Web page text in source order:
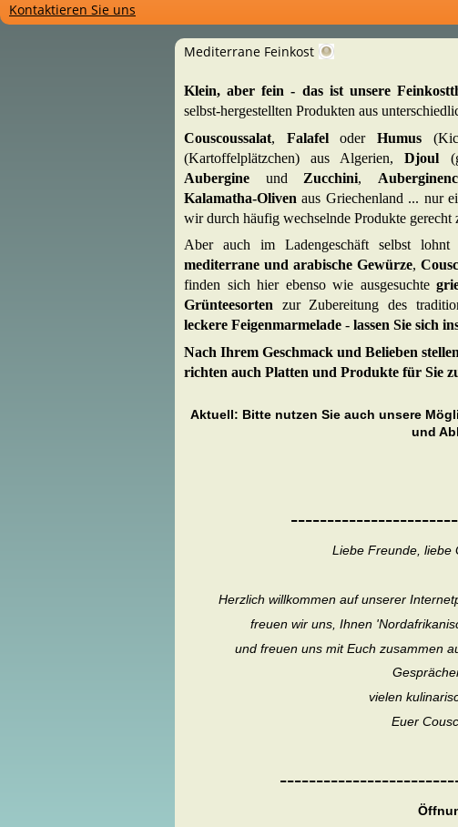
Kontaktieren Sie uns
Mediterrane Feinkost
Klein, aber fein - das ist unsere
selbst-hergestellten Produkten aus
Couscoussalat, Falafeloder Humus
(Kartoffelplätzchen) aus Algerien,Djoul
Aubergine und Zucchini,
Kalamatha-Olivenaus Griechenland ... nur
wir durch häufig wechselnde Produkte gerecht
Aber auch im Ladengeschäft selbst
mediterrane und arabische Gewürze,
finden sich hier ebenso wie ausgesuchte
Grünteesorten zur Zubereitung des
leckere Feigenmarmelade - lassen Sie sich
Nach Ihrem Geschmack und Belieben
richten auch Platten und Produkte für Sie
Aktuell: Bitte nutzen Sie auch unsere
und
Liebe Freunde, liebe
Herzlich willkommen auf unserer
freuen wir uns, Ihnen
und freuen uns mit Euch zusammen
vielen
Euer